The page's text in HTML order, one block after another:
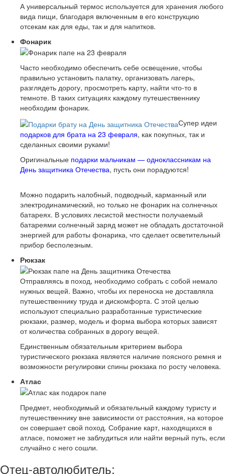
А универсальный термос используется для хранения любого
вида пищи, благодаря включенным в его конструкцию
отсекам как для еды, так и для напитков.
Фонарик
Часто необходимо обеспечить себе освещение, чтобы
правильно установить палатку, организовать лагерь,
разглядеть дорогу, просмотреть карту, найти что-то в
темноте. В таких ситуациях каждому путешественнику
необходим фонарик.
Супер идеи
подарков для брата на 23 февраля, как покупных, так и
сделанных своими руками!
Оригинальные подарки мальчикам — одноклассникам на
День защитника Отечества, пусть они порадуются!
Можно подарить налобный, подводный, карманный или
электродинамический, но только не фонарик на солнечных
батареях. В условиях лесистой местности получаемый
батареями солнечный заряд может не обладать достаточной
энергией для работы фонарика, что сделает осветительный
прибор бесполезным.
Рюкзак
Отправляясь в поход, необходимо собрать с собой немало
нужных вещей. Важно, чтобы их переноска не доставляла
путешественнику труда и дискомфорта. С этой целью
используют специально разработанные туристические
рюкзаки, размер, модель и форма выбора которых зависят
от количества собранных в дорогу вещей.
Единственным обязательным критерием выбора
туристического рюкзака является наличие поясного ремня и
возможности регулировки спины рюкзака по росту человека.
Атлас
Предмет, необходимый и обязательный каждому туристу и
путешественнику вне зависимости от расстояния, на которое
он совершает свой поход. Собрание карт, находящихся в
атласе, поможет не заблудиться или найти верный путь, если
случайно с него сошли.
Отец-автолюбитель: